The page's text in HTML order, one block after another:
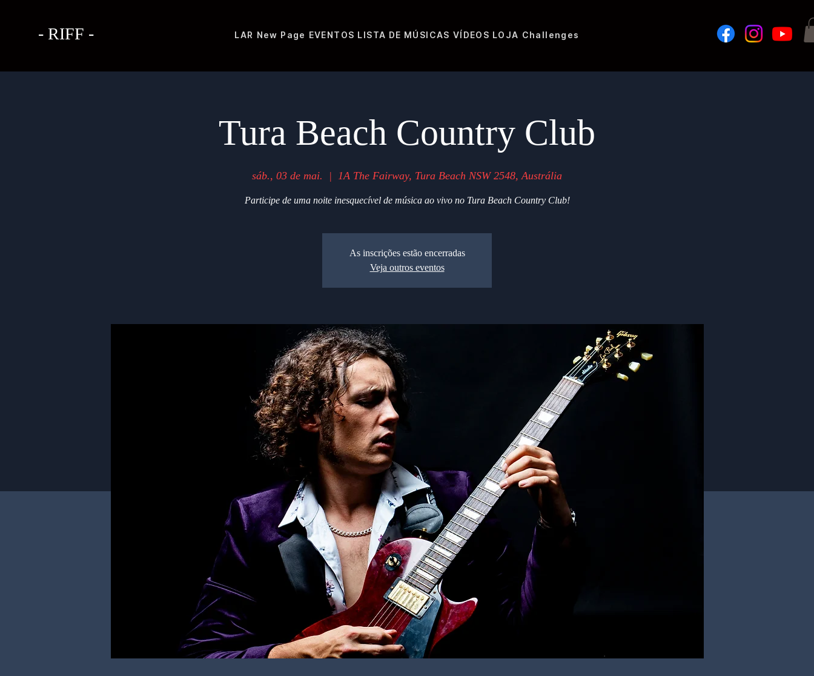
- RIFF - LAR New Page EVENTOS LISTA DE MÚSICAS VÍDEOS LOJA Challenges
Tura Beach Country Club
sáb., 03 de mai.
  |
1A The Fairway, Tura Beach NSW 2548, Austrália
Participe de uma noite inesquecível de música ao vivo no Tura Beach Country Club!
As inscrições estão encerradas
Veja outros eventos